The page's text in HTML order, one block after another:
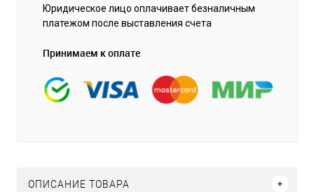
Юридическое лицо оплачивает безналичным
платежом после выставления счета
Принимаем к оплате
ОПИСАНИЕ ТОВАРА